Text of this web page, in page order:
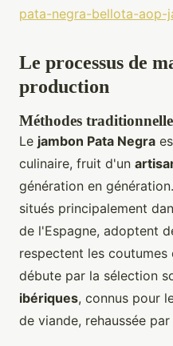
pata-negra-bellota-aop-
Le processus de
production
Méthodes
Le jambon Pata Negra
culinaire, fruit d'un
génération en
situés principalement
de l'Espagne, adoptent
respectent les
débute par la sélection
ibériques, connus pour
de viande, rehaussée